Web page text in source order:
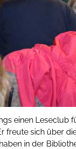
einen Leseclub
sich über
in der